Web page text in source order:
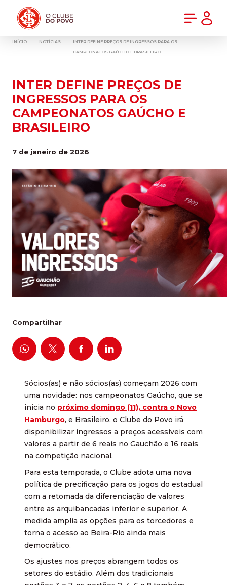
INÍCIO NOTÍCIAS
INTER DEFINE PREÇOS DE INGRESSOS PARA OS
CAMPEONATOS GAÚCHO E BRASILEIRO
INTER DEFINE PREÇOS DE
INGRESSOS PARA OS
CAMPEONATOS GAÚCHO E
BRASILEIRO
7 de janeiro de 2026
Compartilhar
Sócios(as) e não sócios(as) começam 2026 com
uma novidade: nos campeonatos Gaúcho, que se
inicia no próximo domingo (11), contra o Novo
Hamburgo, e Brasileiro, o Clube do Povo irá
disponibilizar ingressos a preços acessíveis com
valores a partir de 6 reais no Gauchão e 16 reais
na competição nacional.
Para esta temporada, o Clube adota uma nova
política de precificação para os jogos do estadual
com a retomada da diferenciação de valores
entre as arquibancadas inferior e superior. A
medida amplia as opções para os torcedores e
torna o acesso ao Beira-Rio ainda mais
democrático.
Os ajustes nos preços abrangem todos os
setores do estádio. Além dos tradicionais